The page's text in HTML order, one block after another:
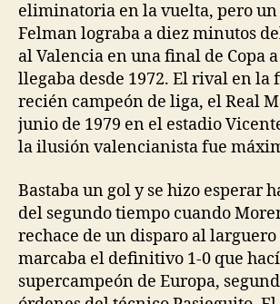
eliminatoria en la vuelta, pero un
Felman lograba a diez minutos
al Valencia en una final de Copa
llegaba desde 1972. El rival en la
recién campeón de liga, el Real
junio de 1979 en el estadio
la ilusión valencianista fue
Bastaba un gol y se hizo esperar
del segundo tiempo cuando
rechace de un disparo al larguero
marcaba el definitivo 1-0 que
supercampeón de Europa,